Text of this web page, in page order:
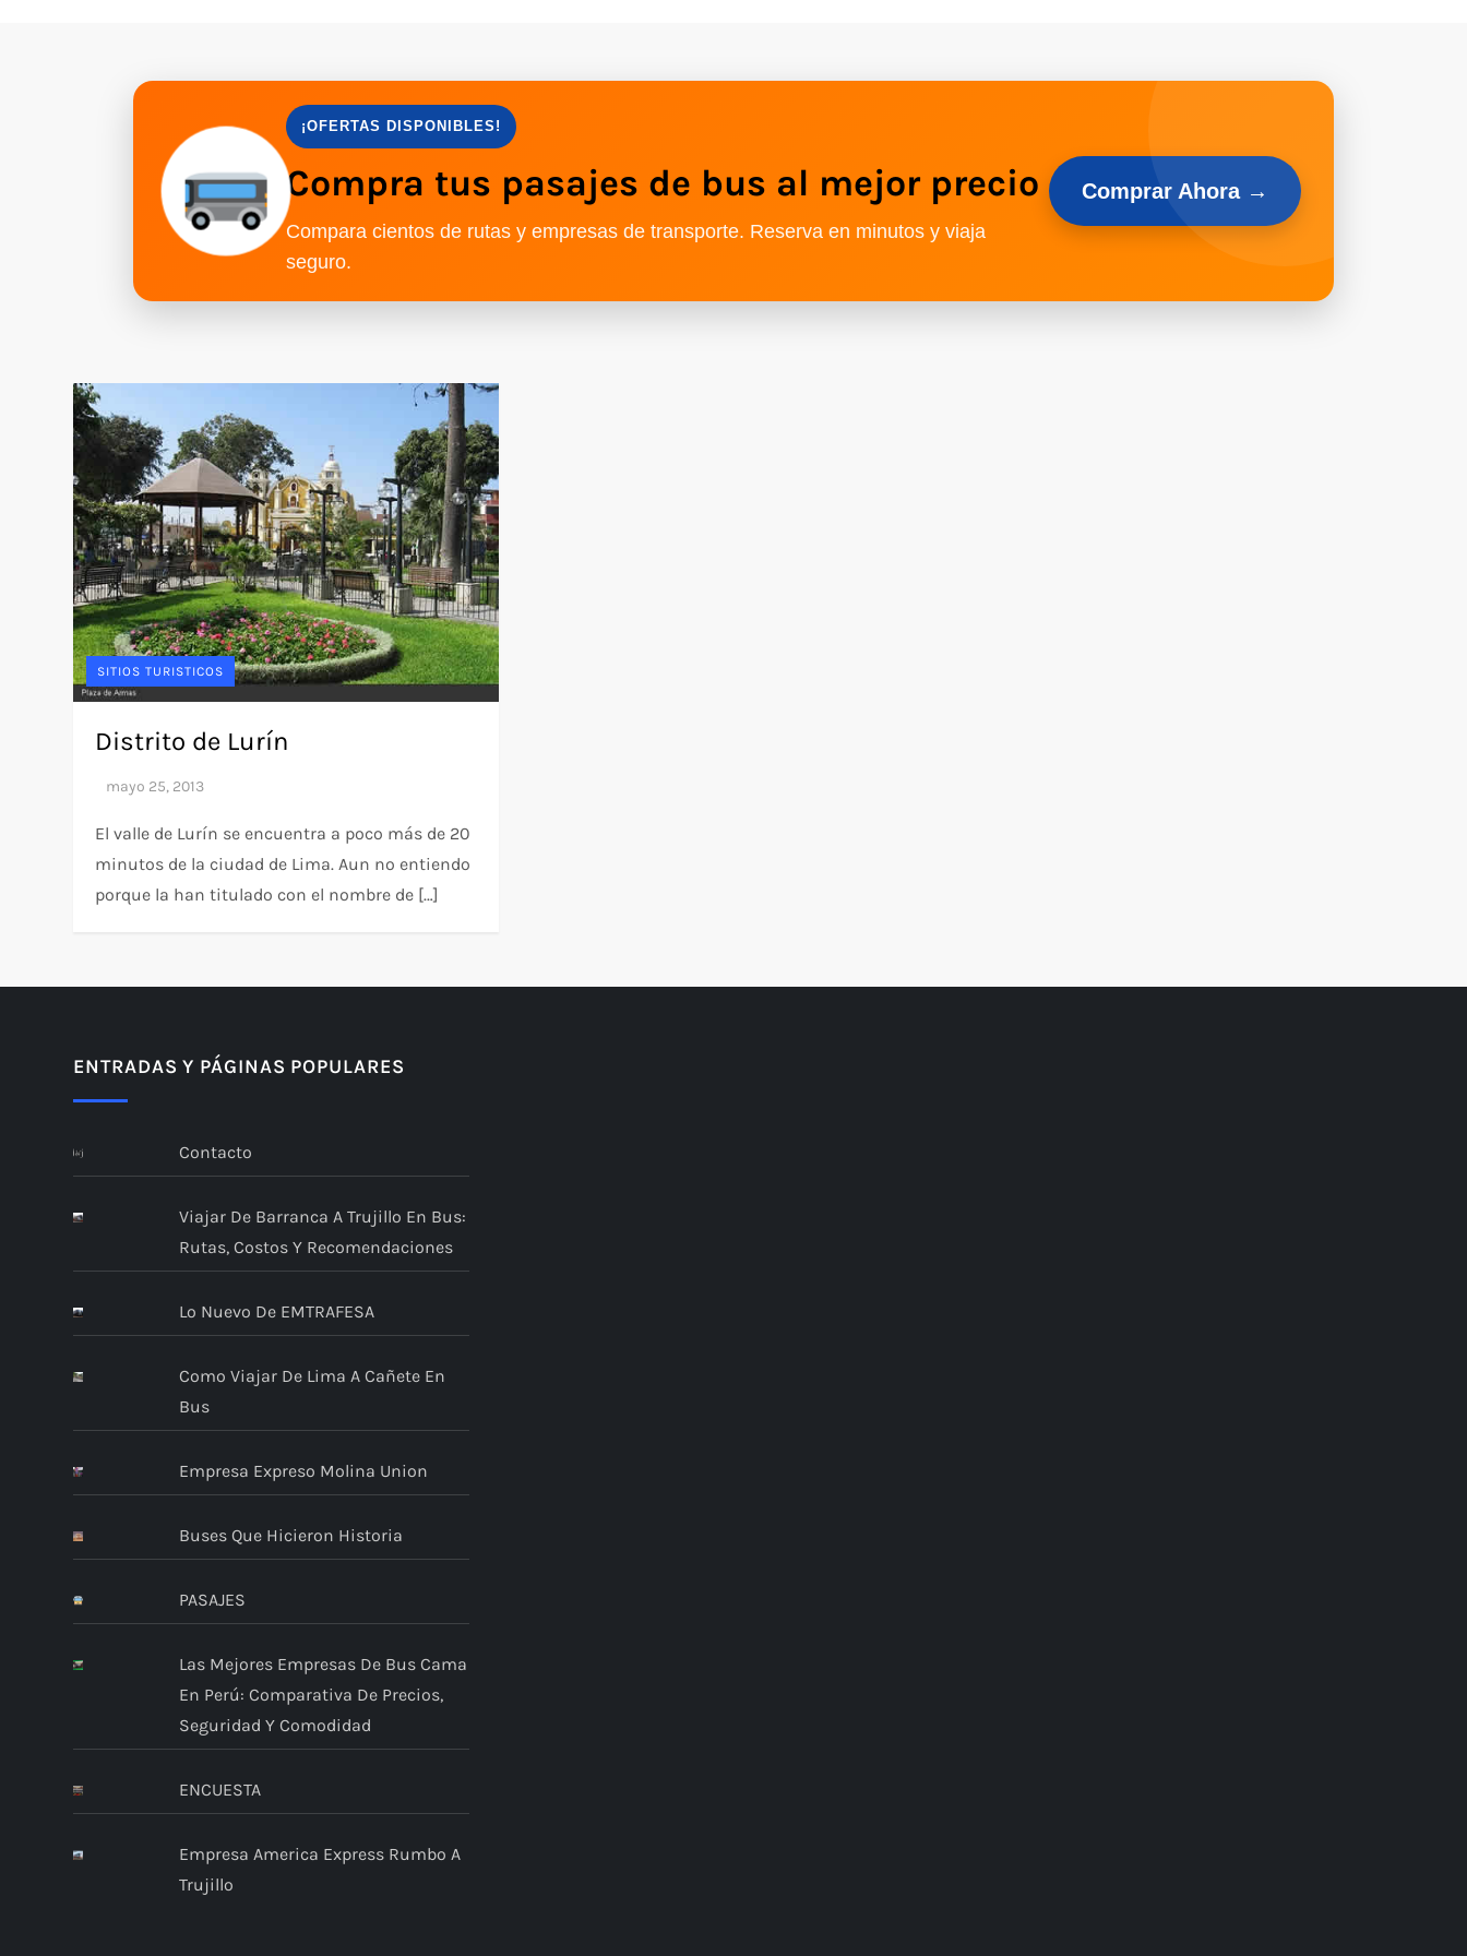
¡OFERTAS DISPONIBLES!
Compra tus pasajes de bus al mejor precio
Compara cientos de rutas y empresas de transporte. Reserva en minutos y viaja
seguro.
Comprar Ahora →
SITIOS TURISTICOS
Distrito de Lurín
El valle de Lurín se encuentra a poco más de 20
minutos de la ciudad de Lima. Aun no entiendo
porque la han titulado con el nombre de […]
ENTRADAS Y PÁGINAS POPULARES
Contacto
Viajar De Barranca A Trujillo En Bus:
Rutas, Costos Y Recomendaciones
Lo Nuevo De EMTRAFESA
Como Viajar De Lima A Cañete En
Bus
Empresa Expreso Molina Union
Buses Que Hicieron Historia
PASAJES
Las Mejores Empresas De Bus Cama
En Perú: Comparativa De Precios,
Seguridad Y Comodidad
ENCUESTA
Empresa America Express Rumbo A
Trujillo